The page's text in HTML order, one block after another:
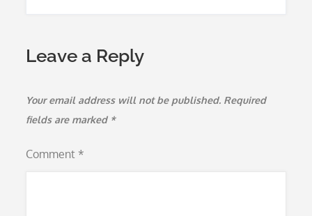
Leave a Reply
Your email address will not be published. Required
fields are marked *
Comment *